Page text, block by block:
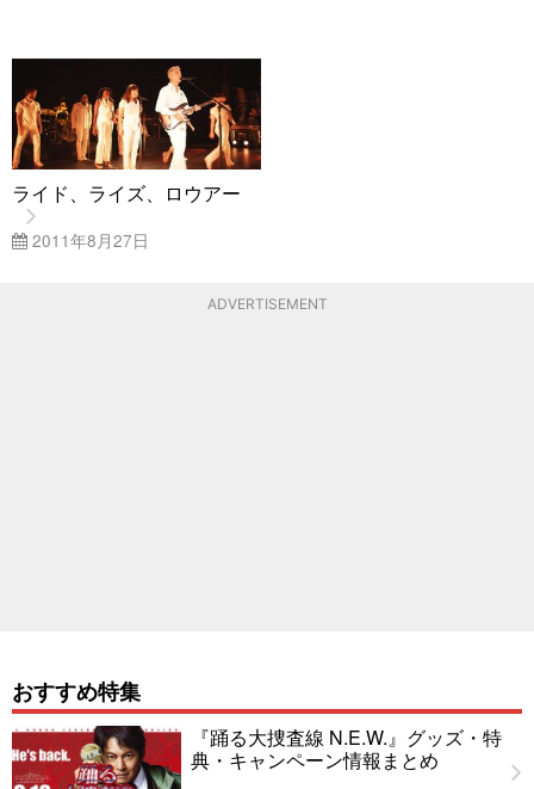
ライド、ライズ、ロウアー
2011年8月27日
ADVERTISEMENT
おすすめ特集
『踊る大捜査線 N.E.W.』グッズ・特
典・キャンペーン情報まとめ